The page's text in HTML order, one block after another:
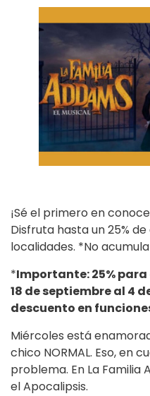
¡Sé el primero en
Disfruta hasta un 25%
localidades. *No
*Importante: 25%
18 de septiembre al 4
descuento en
Miércoles está
chico NORMAL. Eso, en
problema. En La
el Apocalipsis.